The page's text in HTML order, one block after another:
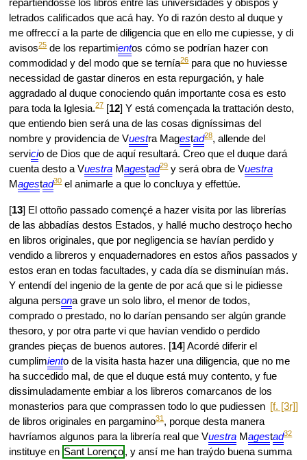
repartiéndosse los libros entre las universidades y obispos y
letrados calificados que acá hay. Yo di razón desto al duque y
me offreccí a la parte de diligencia que en ello me cupiesse, y di
avisos25de los repartimientos cómo se podrían hazer con
commodidad y del modo que se ternía26para que no huviesse
necessidad de gastar dineros en esta repurgación, y hale
aggradado al duque conociendo quán importante cosa es esto
para toda la Iglesia.27[12] Y está començada la trattación desto,
que entiendo bien será una de las cosas digníssimas del
nombre y providencia de Vuestra Magestad28, allende del
servicio de Dios que de aquí resultará. Creo que el duque dará
cuenta desto a Vuestra Magestad29y será obra de Vuestra
Magestad30el animarle a que lo concluya y effettúe.
[13] El ottoño passado començé a hazer visita por las librerías
de las abbadías destos Estados, y hallé mucho destroço hecho
en libros originales, que por negligencia se havían perdido y
vendido a libreros y enquadernadores en estos años passados y
estos eran en todas facultades, y cada día se disminuían más.
Y entendí del ingenio de la gente de por acá que si le pidiesse
alguna persona grave un solo libro, el menor de todos,
comprado o prestado, no lo darían pensando ser algún grande
thesoro, y por otra parte vi que havían vendido o perdido
grandes pieças de buenos autores. [14] Acordé diferir el
cumplimiento de la visita hasta hazer una diligencia, que no me
ha succedido mal, de que el duque está muy contento, y fue
dissimuladamente embiar a los libreros comarcanos de los
monasterios para que
[f. [3r]]
comprassen todo lo que pudiessen
de libros originales en pargamino31, porque desta manera
havríamos algunos para la librería real que Vuestra Magestad32
instituye en Sant Lorenço, y ansí me han traýdo buena summa